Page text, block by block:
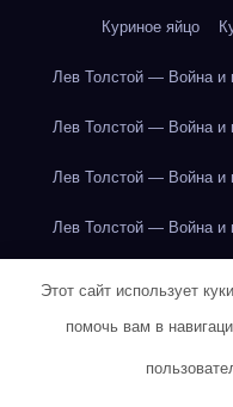
Куриное яйцо
Лев Толстой — Война и
Лев Толстой — Война и
Лев Толстой — Война и
Лев Толстой — Война и
Лев Толстой — Война и
Лев Толстой — Война и
Этот сайт использует
помочь вам в